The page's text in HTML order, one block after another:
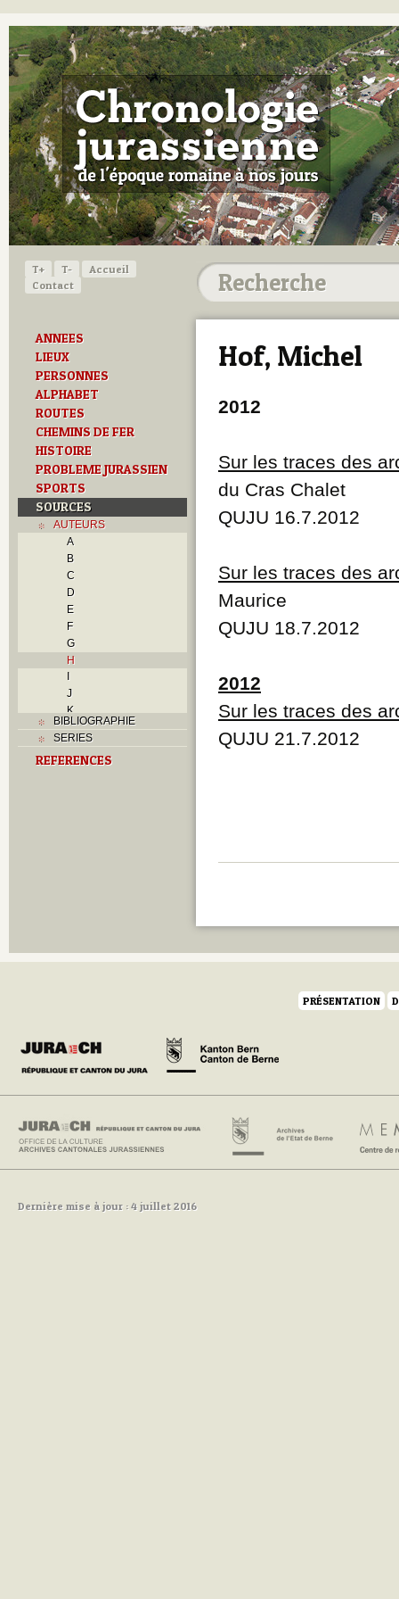
T+ T-
Accueil
Contact
ANNEES
LIEUX
PERSONNES
ALPHABET
ROUTES
CHEMINS DE FER
HISTOIRE
PROBLEME JURASSIEN
SPORTS
SOURCES
AUTEURS
A
B
C
D
E
F
G
H
I
J
K
L
M
N
BIBLIOGRAPHIE
SERIES
REFERENCES
Hof, Michel
2012
Sur les traces des
du Cras Chalet
QUJU 16.7.2012
Sur les traces des
Maurice
QUJU 18.7.2012
2012
Sur les traces des
QUJU 21.7.2012
PRÉSENTATION
Dernière mise à jour : 4 juillet 2016